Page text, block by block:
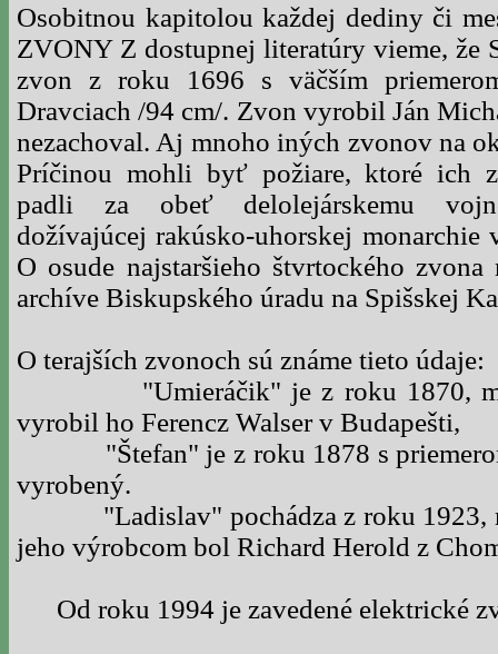
Osobitnou kapitolou každej dediny či
ZVONY Z dostupnej literatúry vieme, že
zvon z roku 1696 s väčším
Dravciach /94 cm/. Zvon vyrobil Ján
nezachoval. Aj mnoho iných zvonov na
Príčinou mohli byť požiare, ktoré ich
padli za obeť delolejárskemu
dožívajúcej rakúsko-uhorskej monarchie
O osude najstaršieho štvrtockého
archíve Biskupského úradu na Spišskej
O terajších zvonoch sú známe tieto údaje:
"Umieráčik" je z roku 1870, má
vyrobil ho Ferencz Walser v Budapešti,
"Štefan" je z roku 1878 s
vyrobený.
"Ladislav" pochádza z roku 1923,
jeho výrobcom bol Richard Herold z
Od roku 1994 je zavedené elektrické